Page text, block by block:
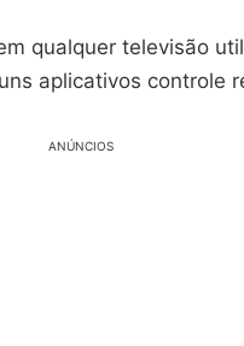
qualquer televisão
aplicativos controle
ANÚNCIOS